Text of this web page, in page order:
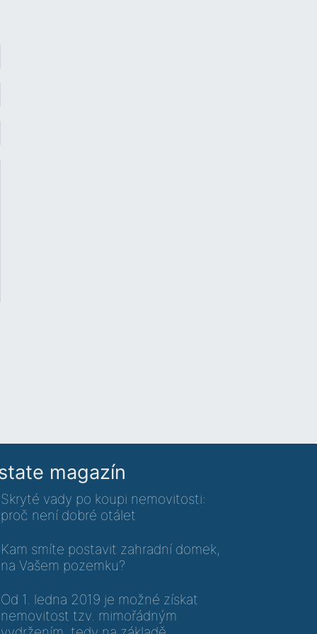
magazín
Skryté vady po koupi nemovitosti:
proč není dobré otálet
Kam smíte postavit zahradní domek,
na Vašem pozemku?
Od 1. ledna 2019 je možné získat
nemovitost tzv. mimořádným